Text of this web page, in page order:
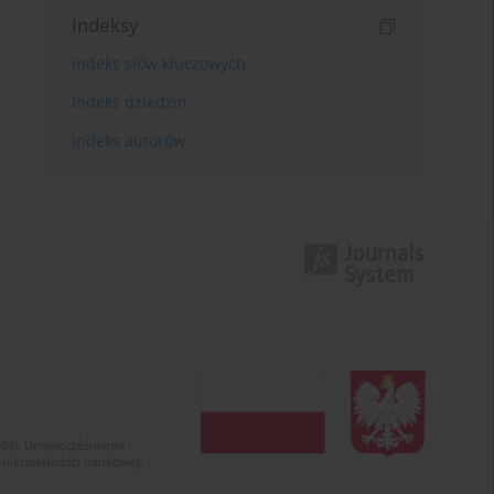
Indeksy
Indeks słów kluczowych
Indeks dziedzin
Indeks autorów